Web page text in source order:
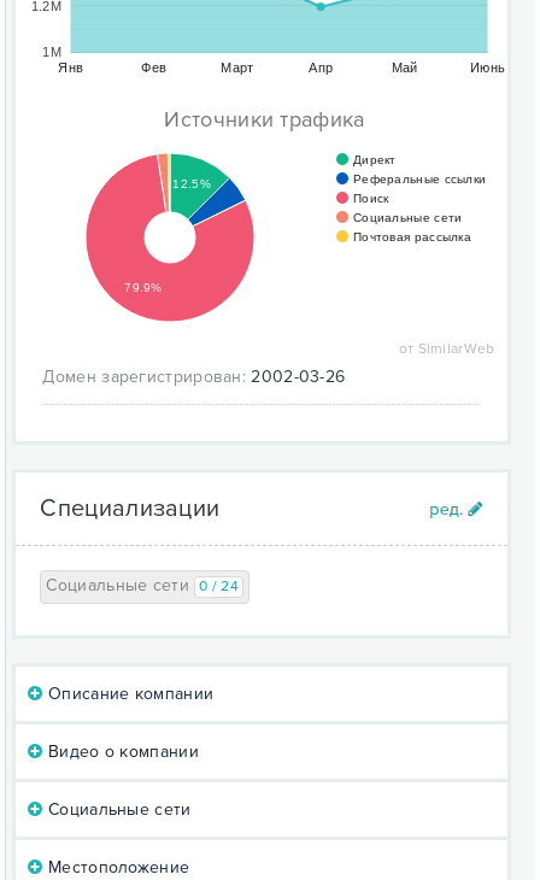
Янв Фев Март Апр Май Июнь
1M
1.2M
Источники трафика
Директ
Реферальные ссылки
Поиск
Социальные сети
Почтовая рассылка
12.5%
79.9%
от SimilarWeb
Домен зарегистрирован: 2002-03-26
Специализации
Социальные сети 0 / 24
Описание компании
Видео о компании
Социальные сети
Местоположение